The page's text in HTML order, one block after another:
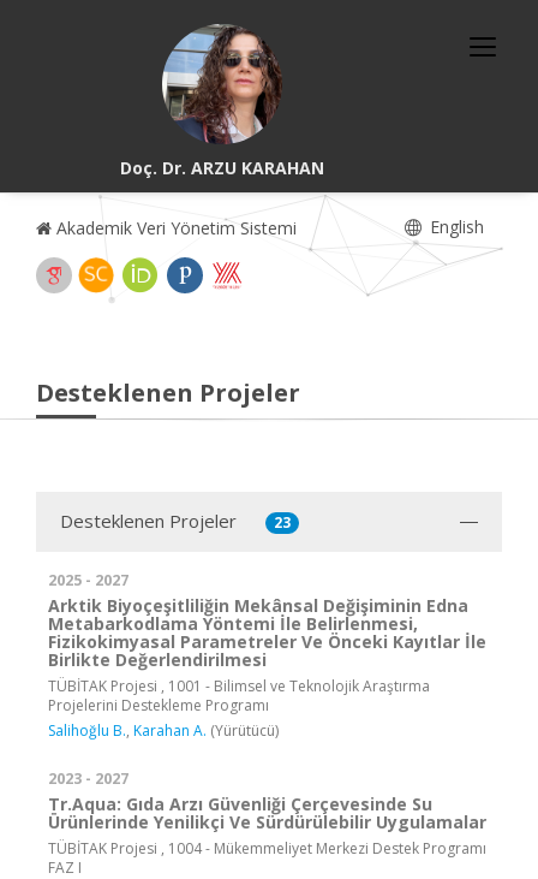
Doç. Dr. ARZU KARAHAN
Akademik Veri Yönetim Sistemi English
Desteklenen Projeler
Desteklenen Projeler 23
2025 - 2027
Arktik Biyoçeşitliliğin Mekânsal Değişiminin Edna
Metabarkodlama Yöntemi İle Belirlenmesi,
Fizikokimyasal Parametreler Ve Önceki Kayıtlar İle
Birlikte Değerlendirilmesi
TÜBİTAK Projesi , 1001 - Bilimsel ve Teknolojik Araştırma
Projelerini Destekleme Programı
Salihoğlu B., Karahan A. (Yürütücü)
2023 - 2027
Tr.Aqua: Gıda Arzı Güvenliği Çerçevesinde Su
Ürünlerinde Yenilikçi Ve Sürdürülebilir Uygulamalar
TÜBİTAK Projesi , 1004 - Mükemmeliyet Merkezi Destek Programı
FAZ I